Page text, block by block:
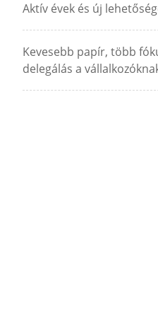
Aktív évek és új
Kevesebb papír, több
delegálás a